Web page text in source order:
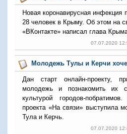
Новая коронавирусная инфекция
28 человек в Крыму. Об этом на
«ВКонтакте» написал глава
07.07.2020
Молодежь Тулы и Керчи
Дан старт онлайн-проекту,
молодежь и познакомить их
культурой городов-
проекта «На связи» выступила
Тула и Керчь.
07.07.2020